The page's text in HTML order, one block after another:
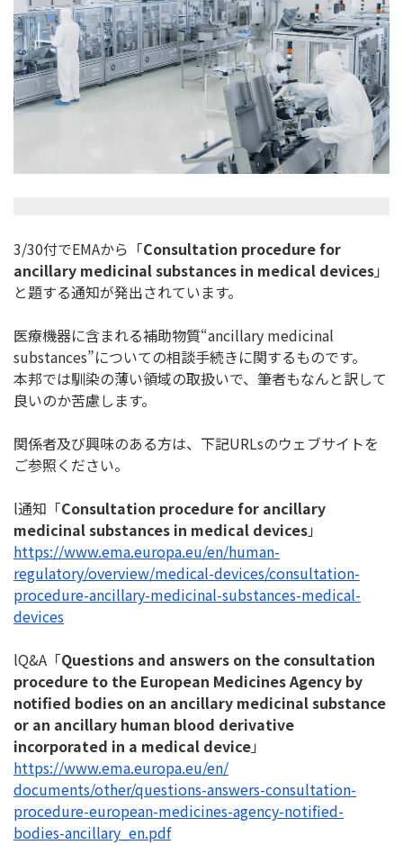
3/30付でEMAから「Consultation procedure for
ancillary medicinal substances in medical devices」
と題する通知が発出されています。
医療機器に含まれる補助物質“ancillary medicinal
substances”についての相談手続きに関するものです。
本邦では馴染の薄い領域の取扱いで、 筆者もなんと訳して
良いのか苦慮します。
関係者及び興味のある方は、下記URLsのウェブサイトを
ご参照ください。
l通知「Consultation procedure for ancillary
medicinal substances in medical devices」
https://www.ema.europa.eu/en/human-
regulatory/overview/medical-devices/consultation-
procedure-ancillary-medicinal-substances-medical-
devices
lQ&A「Questions and answers on the consultation
procedure to the European Medicines Agency by
notified bodies on an ancillary medicinal substance
or an ancillary human blood derivative
incorporated in a medical device」
https://www.ema.europa.eu/en/
documents/other/questions-answers-consultation-
procedure-european-medicines-agency-notified-
bodies-ancillary_en.pdf